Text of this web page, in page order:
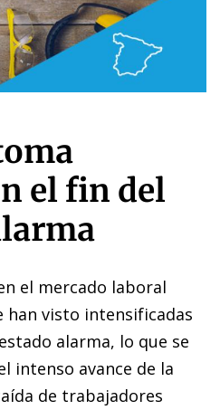
el fin del
el mercado laboral
han visto intensificadas
alarma, lo que se
intenso avance de la
de trabajadores